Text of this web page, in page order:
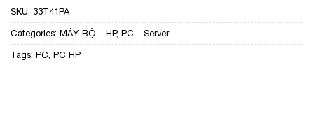
SKU: 33T41PA
Categories: MÁY BỘ - HP, PC - Server
Tags: PC PC HP